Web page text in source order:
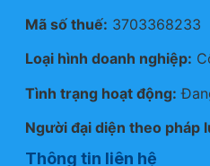
Mã số thuế: 3703368233
Loại hình doanh nghiệp:
Tình trạng hoạt động:
Người đại diện theo pháp
Thông tin liên hệ